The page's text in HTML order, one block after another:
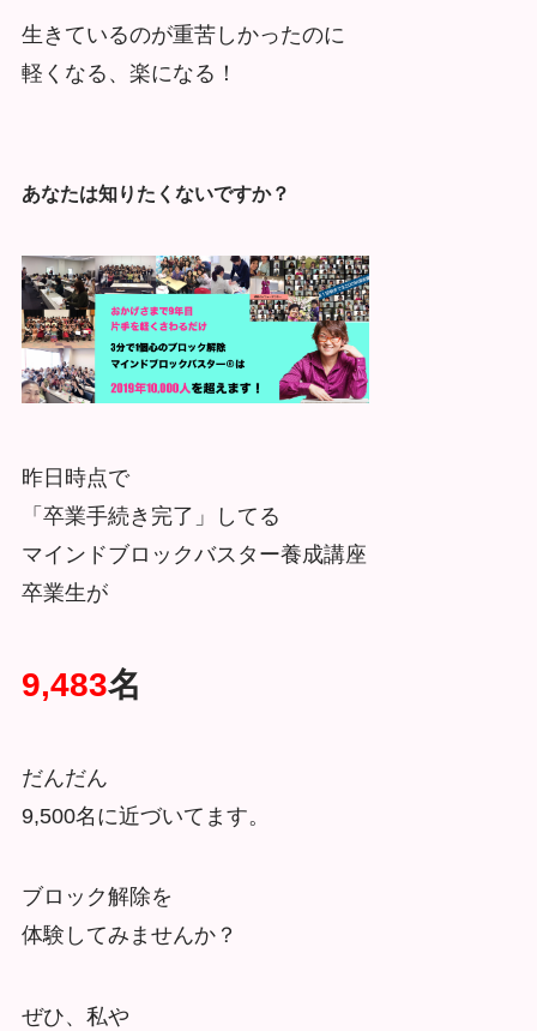
生きているのが重苦しかったのに
軽くなる、楽になる！
あなたは知りたくないですか？
昨日時点で
「卒業手続き完了」してる
マインドブロックバスター養成講座
卒業生が
9,483名
だんだん
9,500名に近づいてます。
ブロック解除を
体験してみませんか？
ぜひ、私や